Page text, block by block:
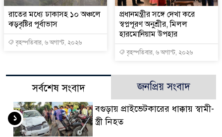
রাতের মধ্যে ঢাকাসহ ১০ অঞ্চলে
ঝড়বৃষ্টির পূর্বাভাস
বৃহস্পতিবার, ৬ অগাস্ট, ২০২৬
প্রধানমন্ত্রীর সঙ্গে দেখা করে
স্বপ্নপূরণ অনুশ্রীর, মিলল
হারমোনিয়াম উপহার
বৃহস্পতিবার, ৬ অগাস্ট, ২০২৬
সর্বশেষ সংবাদ জনপ্রিয় সংবাদ
বগুড়ায় প্রাইভেটকারের ধাক্কায় স্বামী-
স্ত্রী নিহত
১